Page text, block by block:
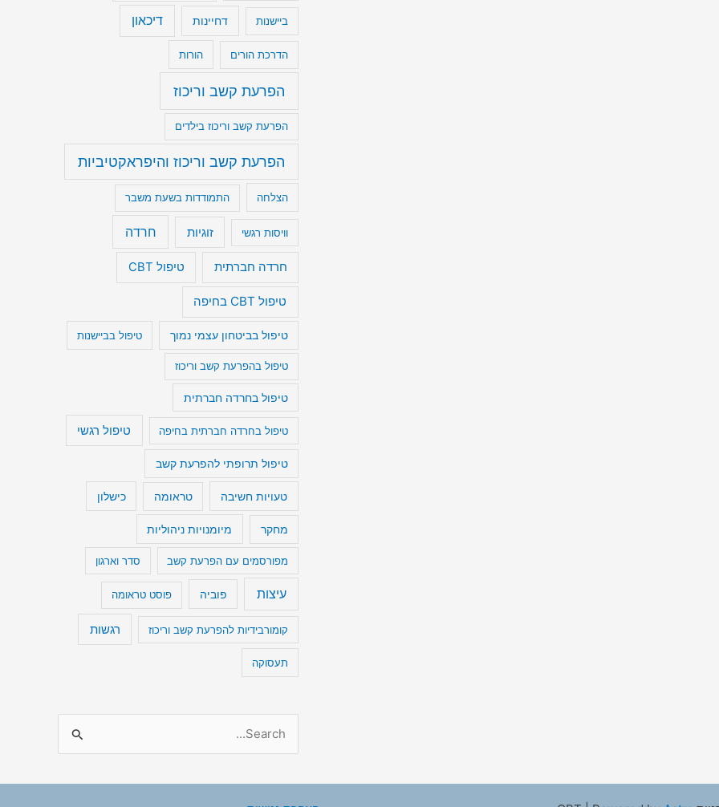
ביישנות דחיינות דיכאון
הדרכת הורים הורות
הפרעת קשב וריכוז
הפרעת קשב וריכוז בילדים
הפרעת קשב וריכוז והיפראקטיביות
הצלחה התמודדות בשעת משבר
וויסות רגשי זוגיות חרדה
חרדה חברתית טיפול CBT
טיפול CBT בחיפה
טיפול בביטחון עצמי נמוך טיפול בביישנות
טיפול בהפרעת קשב וריכוז
טיפול בחרדה חברתית
טיפול בחרדה חברתית בחיפה טיפול רגשי
טיפול תרופתי להפרעת קשב
טעויות חשיבה טראומה כישלון
מחקר מיומנויות ניהוליות
מפורסמים עם הפרעת קשב סדר וארגון
עיצות פוביה פוסט טראומה
קומורבידיות להפרעת קשב וריכוז רגשות
תעסוקה
a